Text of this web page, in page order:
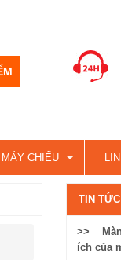
CHIẾU
TIN
>> Màn
ích của